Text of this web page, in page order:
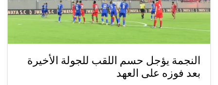
النجمة يؤجل حسم اللقب للجولة الأخيرة
بعد فوزه على العهد